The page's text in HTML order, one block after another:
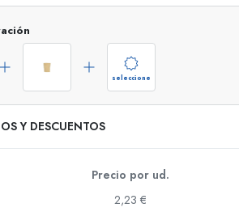
ml
ml
Tarros
Descubrir ahora
Comprar ahora
seleccione
Y DESCUENTOS
Precio por ud.
2,23 €